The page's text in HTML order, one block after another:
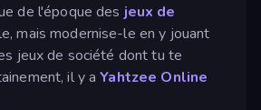
de l'époque des jeux de
mais modernise-le en y jouant
jeux de société dont tu te
il y aYahtzee Online